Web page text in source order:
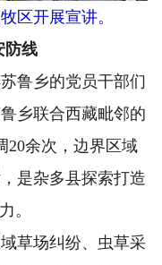
区开展宣讲。
防线
鲁乡的党员干部们
乡联合西藏毗邻的
20余次，边界区域
是杂多县探索打造
。
草场纠纷、虫草采